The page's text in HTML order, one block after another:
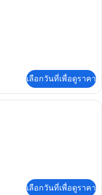
เลือกวันที่เพื่อดูราคา
รื่องนอนระดับพรีเมียม, มินิบาร์, ตู้นิ
เลือกวันที่เพื่อดูราคา